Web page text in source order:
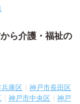
ら介護・福祉の
庫区
神戸市長田区
神戸市中央区
神戸